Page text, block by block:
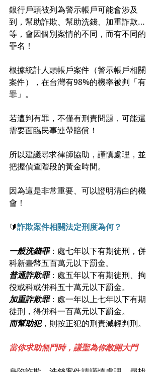
銀行戶頭被列為警示帳戶可能會涉及
到，幫助詐欺、幫助洗錢、加重詐欺…
等，會因個別案情的不同，而有不同的
罪名！
根據統計人頭帳戶案件（警示帳戶相關
案件），在台灣有98%的機率被判「有
罪」。
若遭判有罪，不僅有刑責問題，可能還
需要面臨民事連帶賠償！
所以建議尋求律師協助，謹慎處理，並
把握偵查階段的黃金時間。
因為這是非常重要、可以證明清白的機
會！
🔰詐欺案件相關法定刑度為何？
一般洗錢罪：處七年以下有期徒刑，併
科新臺幣五百萬元以下罰金。
普通詐欺罪：處五年以下有期徒刑、拘
役或科或併科五十萬元以下罰金。
加重詐欺罪：處一年以上七年以下有期
徒刑，得併科一百萬元以下罰金。
而幫助犯，則按正犯的刑責減輕判刑。
當你求助無門時，謙聖為你敞開大門